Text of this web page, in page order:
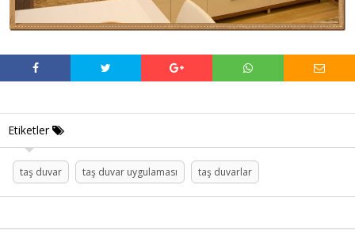
Etiketler
taş duvar taş duvar uygulaması taş duvarlar